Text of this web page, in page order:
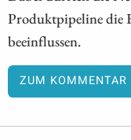
Produktpipeline die
beeinflussen.
ZUM KOMMENTAR